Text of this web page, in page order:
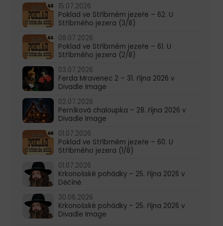
15.07.2026
Poklad ve Stříbrném jezeře – 62. U
Stříbrného jezera (3/8)
08.07.2026
Poklad ve Stříbrném jezeře – 61. U
Stříbrného jezera (2/8)
03.07.2026
Ferda Mravenec 2 – 31. října 2026 v
Divadle Image
02.07.2026
Perníková chaloupka – 28. října 2026 v
Divadle Image
01.07.2026
Poklad ve Stříbrném jezeře – 60. U
Stříbrného jezera (1/8)
01.07.2026
Krkonošské pohádky – 25. října 2026 v
Děčíně
30.06.2026
Krkonošské pohádky – 25. října 2026 v
Divadle Image